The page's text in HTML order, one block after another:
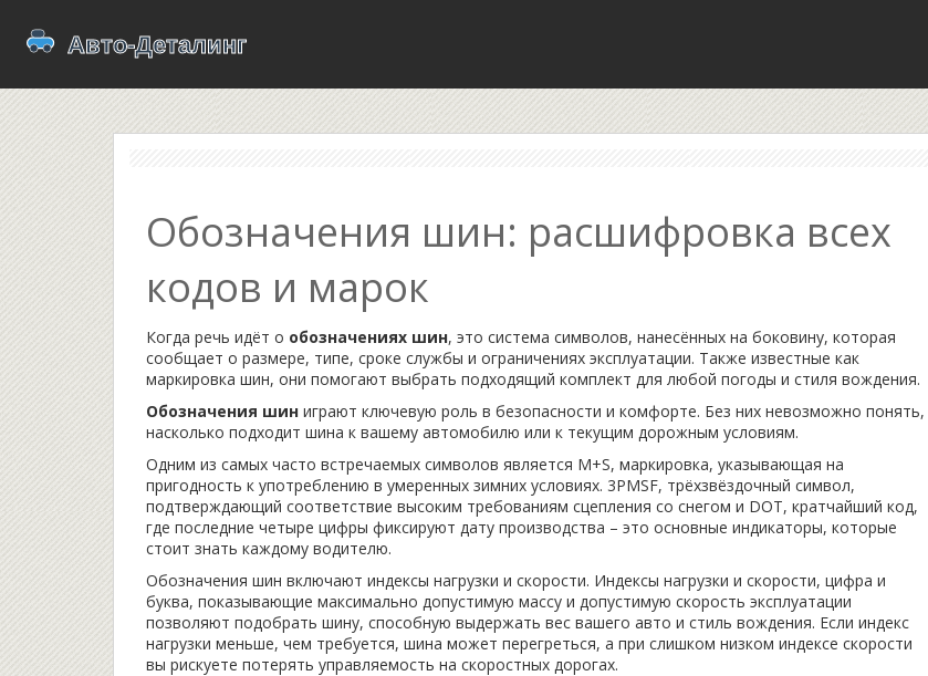
Обозначения шин: расшифровка всех
кодов и марок
Когда речь идёт о обозначениях шин, это система символов, нанесённых на боковину, которая
сообщает о размере, типе, сроке службы и ограничениях эксплуатации. Также известные как
маркировка шин, они помогают выбрать подходящий комплект для любой погоды и стиля вождения.
Обозначения шин играют ключевую роль в безопасности и комфорте. Без них невозможно понять,
насколько подходит шина к вашему автомобилю или к текущим дорожным условиям.
Одним из самых часто встречаемых символов является M+S, маркировка, указывающая на
пригодность к употреблению в умеренных зимних условиях. 3PMSF, трёхзвёздочный символ,
подтверждающий соответствие высоким требованиям сцепления со снегом и DOT, кратчайший код,
где последние четыре цифры фиксируют дату производства – это основные индикаторы, которые
стоит знать каждому водителю.
Обозначения шин включают индексы нагрузки и скорости. Индексы нагрузки и скорости, цифра и
буква, показывающие максимально допустимую массу и допустимую скорость эксплуатации
позволяют подобрать шину, способную выдержать вес вашего авто и стиль вождения. Если индекс
нагрузки меньше, чем требуется, шина может перегреться, а при слишком низком индексе скорости
вы рискуете потерять управляемость на скоростных дорогах.